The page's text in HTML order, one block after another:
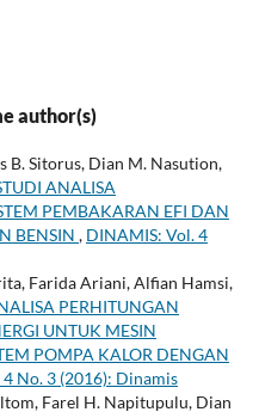
author(s)
B. Sitorus, Dian M. Nasution,
ANALISA
PEMBAKARAN EFI DAN
BENSIN , DINAMIS: Vol. 4
Farida Ariani, Alfian Hamsi,
PERHITUNGAN
UNTUK MESIN
POMPA KALOR DENGAN
No. 3 (2016): Dinamis
Farel H. Napitupulu, Dian